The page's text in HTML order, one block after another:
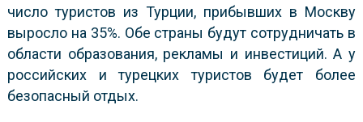
число туристов из Турции, прибывших в Москву
выросло на 35%. Обе страны будут сотрудничать в
области образования, рекламы и инвестиций. А у
российских и турецких туристов будет более
безопасный отдых.